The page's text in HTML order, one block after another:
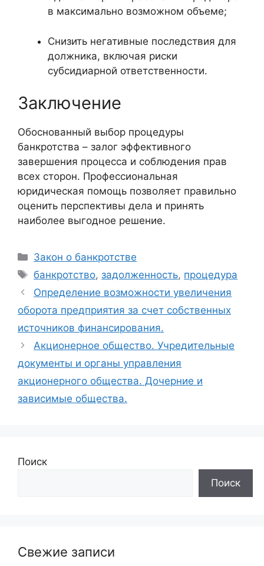
в максимально возможном объеме;
Снизить негативные последствия для
должника, включая риски
субсидиарной ответственности.
Заключение
Обоснованный выбор процедуры
банкротства – залог эффективного
завершения процесса и соблюдения прав
всех сторон. Профессиональная
юридическая помощь позволяет правильно
оценить перспективы дела и принять
наиболее выгодное решение.
Рубрики
Закон о банкротстве
Метки
банкротство, задолженность, процедура
Определение возможности увеличения
оборота предприятия за счет собственных
источников финансирования.
Акционерное общество. Учредительные
документы и органы управления
акционерного общества. Дочерние и
зависимые общества.
Поиск
Поиск
Свежие записи